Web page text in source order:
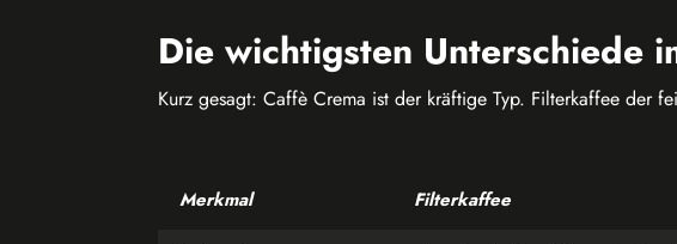
Die wichtigsten Unterschiede
Kurz gesagt: Caffè Crema ist der kräftige Typ. Filterkaffee der
Merkmal Filterkaffee